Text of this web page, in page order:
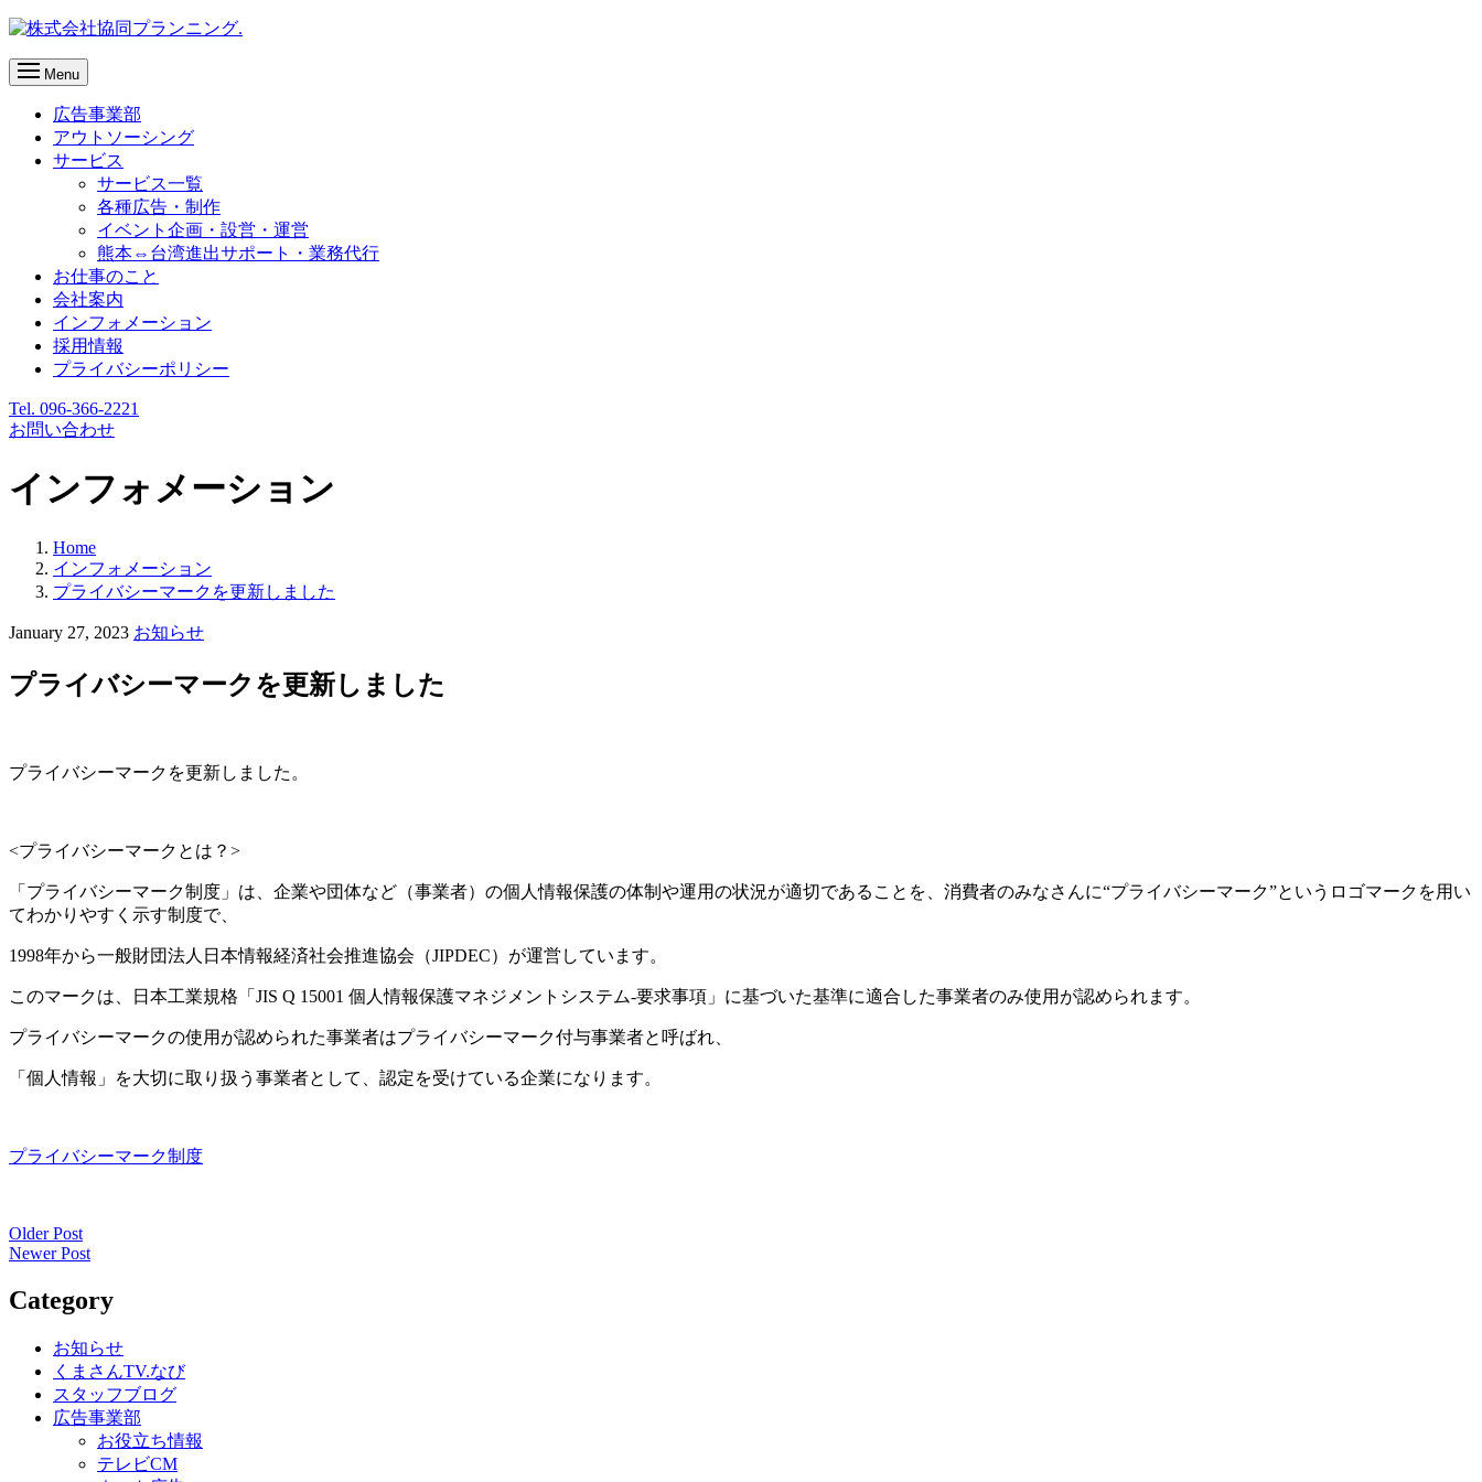
Menu
広告事業部
アウトソーシング
サービス
サービス一覧
各種広告・制作
イベント企画・設営・運営
熊本⇔台湾進出サポート・業務代行
お仕事のこと
会社案内
インフォメーション
採用情報
プライバシーポリシー
Tel. 096-366-2221
お問い合わせ
インフォメーション
Home
インフォメーション
プライバシーマークを更新しました
January 27, 2023 カ
ゴ
お知らせ
プライバシーマークを更新しました
プライバシーマークを更新しました。
<プライバシーマークとは？>
「プライバシーマーク制度」は、企業や団体など（事業者）の個人情報保護の体制や運用の状況が適切であることを、消費者のみなさんに“プライバシーマーク”というロゴマークを用い
てわかりやすく示す制度で、
1998年から一般財団法人日本情報経済社会推進協会（JIPDEC）が運営しています。
このマークは、日本工業規格「JIS Q 15001 個人情報保護マネジメントシステム-要求事項」に基づいた基準に適合した事業者のみ使用が認められます。
プライバシーマークの使用が認められた事業者はプライバシーマーク付与事業者と呼ばれ、
「個人情報」を大切に取り扱う事業者として、認定を受けている企業になります。
プライバシーマーク制度
投
ナ
Older Post
Newer Post
Category
お知らせ
くまさんTV.なび
スタッフブログ
広告事業部
お役立ち情報
テレビCM